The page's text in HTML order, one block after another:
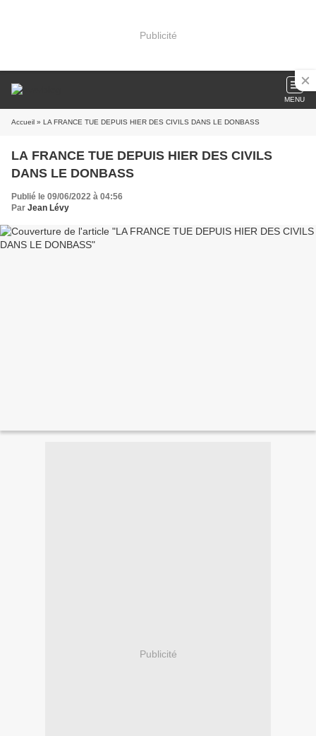
Publicité
MENU
Accueil » LA FRANCE TUE DEPUIS HIER DES CIVILS DANS LE DONBASS
LA FRANCE TUE DEPUIS HIER DES CIVILS
DANS LE DONBASS
Publié le 09/06/2022 à 04:56
Par Jean Lévy
Publicité